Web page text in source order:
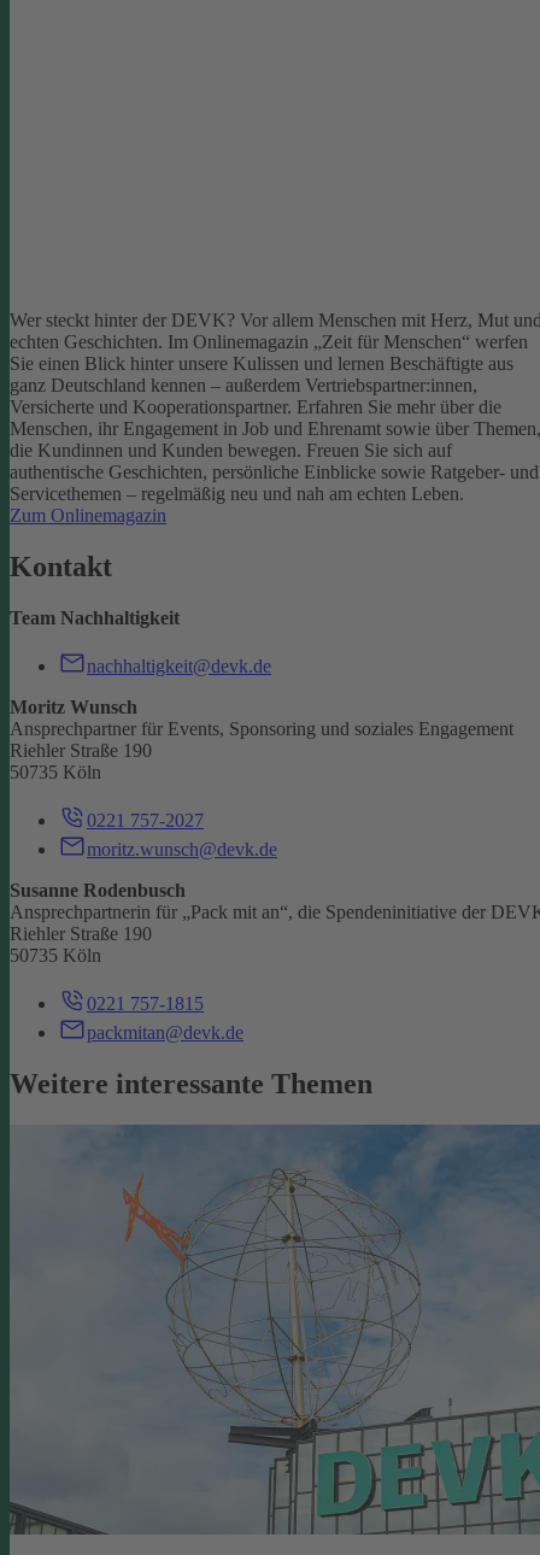
Wer steckt hinter der DEVK? Vor allem Menschen mit Herz, Mut
echten Geschichten. Im Onlinemagazin „Zeit für Menschen“ werfen
Sie einen Blick hinter unsere Kulissen und lernen Beschäftigte aus
ganz Deutschland kennen – außerdem Vertriebspartner:innen,
Versicherte und Kooperationspartner. Erfahren Sie mehr über die
Menschen, ihr Engagement in Job und Ehrenamt sowie über Themen,
die Kundinnen und Kunden bewegen. Freuen Sie sich auf
authentische Geschichten, persönliche Einblicke sowie Ratgeber- und
Servicethemen – regelmäßig neu und nah am echten Leben.
Zum Onlinemagazin
Kontakt
Team Nachhaltigkeit
nachhaltigkeit@devk.de
Moritz Wunsch
Ansprechpartner für Events, Sponsoring und soziales Engagement
Riehler Straße 190
50735 Köln
0221 757-2027
moritz.wunsch@devk.de
Susanne Rodenbusch
Ansprechpartnerin für „Pack mit an“, die Spendeninitiative der
Riehler Straße 190
50735 Köln
0221 757-1815
packmitan@devk.de
Weitere interessante Themen